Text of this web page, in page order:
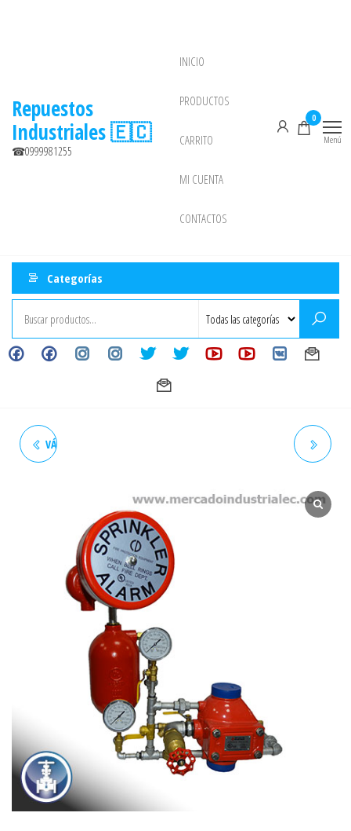
Repuestos
Industriales 🇪🇨
☎0999981255
INICIO
PRODUCTOS
CARRITO
MI CUENTA
CONTACTOS
0
Menú
Categorías
VÁLVULA DE DILUVIO HIERRO